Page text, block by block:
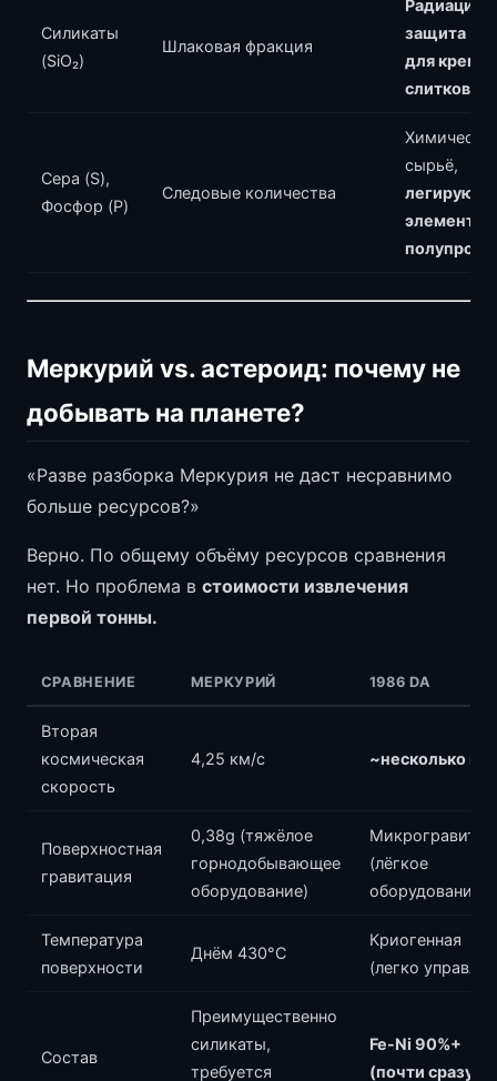
Силикаты
(SiO₂)
Шлаковая фракция
защита +
для
слитков
Сера (S),
Фосфор (P)
Следовые количества
сырьё,
элементы
Меркурий vs. астероид: почему не
добывать на планете?
«Разве разборка Меркурия не даст несравнимо
больше ресурсов?»
Верно. По общему объёму ресурсов сравнения
нет. Но проблема в стоимости извлечения
первой тонны.
СРАВНЕНИЕ МЕРКУРИЙ 1986 DA
Вторая
космическая
скорость
4,25 км/с ~несколько м/с
Поверхностная
гравитация
0,38g (тяжёлое
горнодобывающее
оборудование)
(лёгкое
оборудование)
Температура
поверхности
Днём 430°C
Криогенная
(легко
Состав
Преимущественно
силикаты,
требуется
Fe-Ni 90%+
(почти сразу к